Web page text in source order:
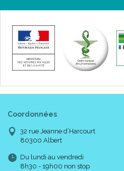
Coordonnées
32 rue Jeanne d’Harcourt
80300 Albert
Du lundi au vendredi
8h30 - 19h00 non stop